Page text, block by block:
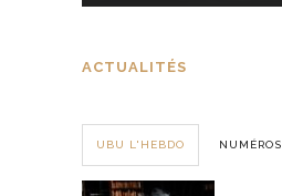
ACTUALITÉS
UBU L'HEBDO NUMÉROS